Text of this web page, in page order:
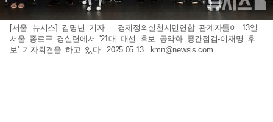
[서울=뉴시스] 김명년 기자 = 경제정의실천시민연합 관계자들이 13일
서울 종로구 경실련에서 '21대 대선 후보 공약화 중간점검-이재명 후
보' 기자회견을 하고 있다. 2025.05.13. kmn@newsis.com